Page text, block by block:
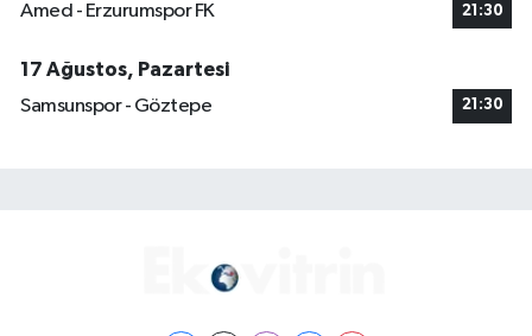
Amed - Erzurumspor FK 21:30
17 Ağustos, Pazartesi
Samsunspor - Göztepe
21:30